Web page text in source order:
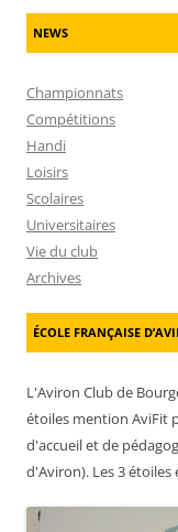
NEWS
Championnats
Compétitions
Handi
Loisirs
Scolaires
Universitaires
Vie du club
Archives
ÉCOLE FRANÇAISE
L'Aviron Club de
étoiles mention AviFit
d'accueil et de
d'Aviron). Les 3